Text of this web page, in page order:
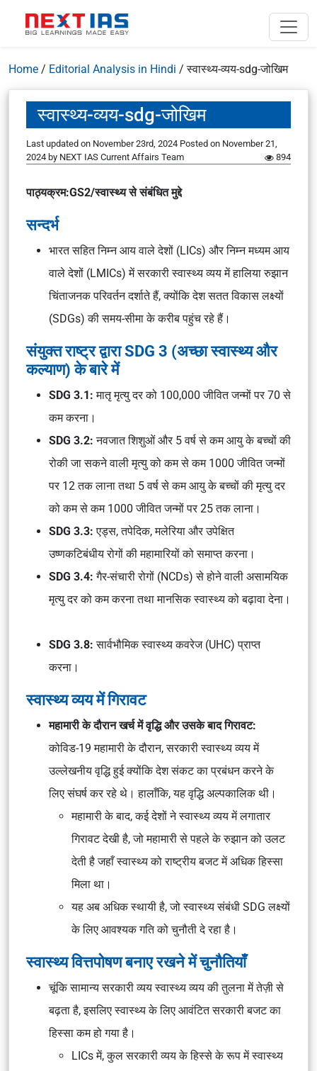
Home / Editorial Analysis in Hindi /स्वास्थ्य-व्यय-sdg-जोखिम
स्वास्थ्य-व्यय-sdg-जोखिम
Last updated on November 23rd, 2024 Posted on November 21,
2024 by NEXT IAS Current Affairs Team 894
पाठ्यक्रम:GS2/स्वास्थ्य से संबंधित मुद्दे
सन्दर्भ
भारत सहित निम्न आय वाले देशों (LICs) और निम्न मध्यम आय
वाले देशों (LMICs) में सरकारी स्वास्थ्य व्यय में हालिया रुझान
चिंताजनक परिवर्तन दर्शाते हैं, क्योंकि देश सतत विकास लक्ष्यों
(SDGs) की समय-सीमा के करीब पहुंच रहे हैं।
संयुक्त राष्ट्र द्वारा SDG 3 (अच्छा स्वास्थ्य और
कल्याण) के बारे में
SDG 3.1:मातृ मृत्यु दर को 100,000 जीवित जन्मों पर 70 से
कम करना।
SDG 3.2:नवजात शिशुओं और 5 वर्ष से कम आयु के बच्चों की
रोकी जा सकने वाली मृत्यु को कम से कम 1000 जीवित जन्मों
पर 12 तक लाना तथा 5 वर्ष से कम आयु के बच्चों की मृत्यु दर
को कम से कम 1000 जीवित जन्मों पर 25 तक लाना।
SDG 3.3:एड्स, तपेदिक, मलेरिया और उपेक्षित
उष्णकटिबंधीय रोगों की महामारियों को समाप्त करना।
SDG 3.4: गैर-संचारी रोगों (NCDs) से होने वाली असामयिक
मृत्यु दर को कम करना तथा मानसिक स्वास्थ्य को बढ़ावा देना।
SDG 3.8:सार्वभौमिक स्वास्थ्य कवरेज (UHC) प्राप्त
करना।
स्वास्थ्य व्यय में गिरावट
महामारी के दौरान खर्च में वृद्धि और उसके बाद गिरावट:
कोविड-19 महामारी के दौरान, सरकारी स्वास्थ्य व्यय में
उल्लेखनीय वृद्धि हुई क्योंकि देश संकट का प्रबंधन करने के
लिए संघर्ष कर रहे थे। हालाँकि, यह वृद्धि अल्पकालिक थी।
महामारी के बाद, कई देशों ने स्वास्थ्य व्यय में लगातार
गिरावट देखी है, जो महामारी से पहले के रुझान को उलट
देती है जहाँ स्वास्थ्य को राष्ट्रीय बजट में अधिक हिस्सा
मिला था।
यह अब अधिक स्थायी है, जो स्वास्थ्य संबंधी SDG लक्ष्यों
के लिए आवश्यक गति को चुनौती दे रहा है।
स्वास्थ्य वित्तपोषण बनाए रखने में चुनौतियाँ
चूंकि सामान्य सरकारी व्यय स्वास्थ्य व्यय की तुलना में तेज़ी से
बढ़ता है, इसलिए स्वास्थ्य के लिए आवंटित सरकारी बजट का
हिस्सा कम हो गया है।
LICs में, कुल सरकारी व्यय के हिस्से के रूप में स्वास्थ्य